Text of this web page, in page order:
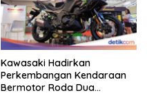
Kawasaki Hadirkan
Perkembangan Kendaraan
Bermotor Roda Dua